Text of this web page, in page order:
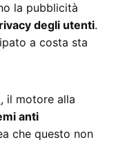
la pubblicità
degli utenti.
a costa sta
, il motore alla
anti
che questo non